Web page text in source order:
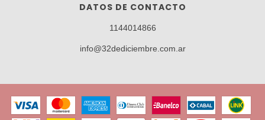
DATOS DE CONTACTO
1144014866
info@32dediciembre.com.ar